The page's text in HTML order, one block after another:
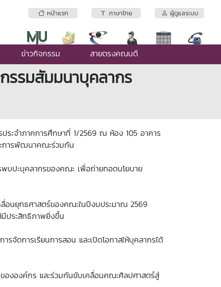
หน้าแรก ภาษาไทย ผู้ดูแลระบบ
ข่าวกิจกรรม สายตรงคณบดี
รรมสัมมนาบุคลากร
ะจำภาคการศึกษาที่ 1/2569 ณ ห้อง 105 อาคาร
การพัฒนาคณะร่วมกัน
บปะบุคลากรของคณะ เพื่อถ่ายทอดนโยบาย
ลื่อนยุทธศาสตร์ของคณะในปีงบประมาณ 2569
ประสิทธิภาพยิ่งขึ้น
จัดการเรียนการสอน และเปิดโอกาสให้บุคลากรได้
ององค์กร และร่วมกันขับเคลื่อนคณะศิลปศาสตร์สู่